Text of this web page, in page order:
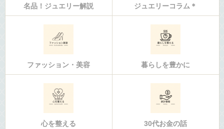
名品！ジュエリー解説 ジュエリーコラム＊
ファッション・美容 暮らしを豊かに
心を整える 30代お金の話